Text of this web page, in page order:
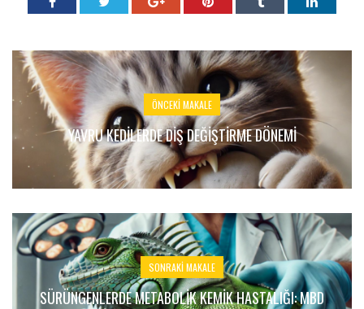
ÖNCEKI MAKALE
YAVRU KEDILERDE DIŞ DEĞIŞTIRME DÖNEMI
SONRAKI MAKALE
SÜRÜNGENLERDE METABOLIK KEMIK HASTALIĞI: MBD